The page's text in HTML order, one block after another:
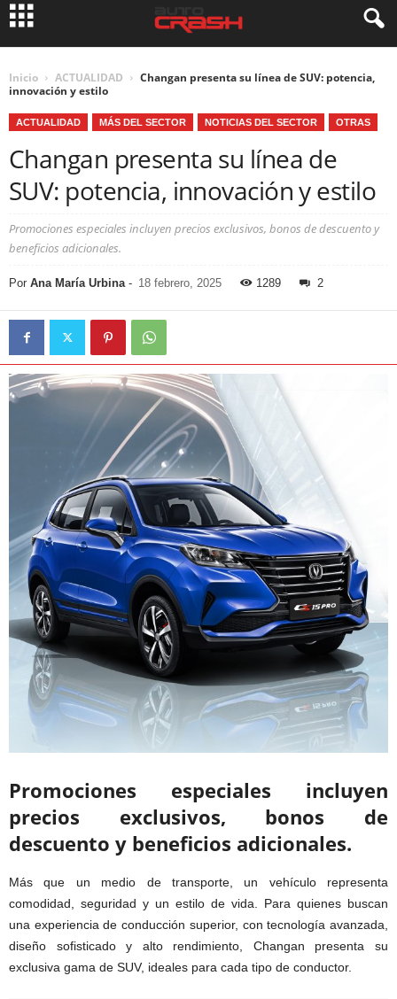
Inicio ACTUALIDAD
Changan presenta su línea de SUV: potencia,
innovación y estilo
ACTUALIDAD MÁS DEL SECTOR NOTICIAS DEL SECTOR OTRAS
Changan presenta su línea de
SUV: potencia, innovación y estilo
Promociones especiales incluyen precios exclusivos, bonos de descuento y
beneficios adicionales.
Por Ana María Urbina- 18 febrero, 2025 1289 2
Promociones especiales incluyen
precios exclusivos, bonos de
descuento y beneficios adicionales.
Más que un medio de transporte, un vehículo representa
comodidad, seguridad y un estilo de vida. Para quienes buscan
una experiencia de conducción superior, con tecnología avanzada,
diseño sofisticado y alto rendimiento, Changan presenta su
exclusiva gama de SUV, ideales para cada tipo de conductor.